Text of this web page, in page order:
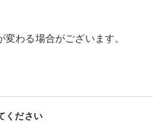
わる場合がございます。
ください